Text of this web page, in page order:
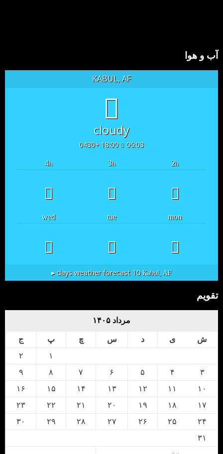
آب و هوا
KABUL, AF
cloudy
06:03
18:00 +0430
2h
3h
4h
mon
tue
wed
Kabul, AF
10 days weather forecast ▸
تقویم
مرداد ۱۴۰۵
ش ی د س چ پ ج
۱
۲
۳
۴ ۵ ۶ ۷ ۸
۹
۱۰
۱۱ ۱۲ ۱۳ ۱۴ ۱۵
۱۶
۱۷
۱۸ ۱۹ ۲۰ ۲۱ ۲۲
۲۳
۲۴
۲۵ ۲۶ ۲۷ ۲۸ ۲۹
۳۰
۳۱